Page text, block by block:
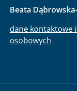
Beata
dane kontaktowe
osobowych